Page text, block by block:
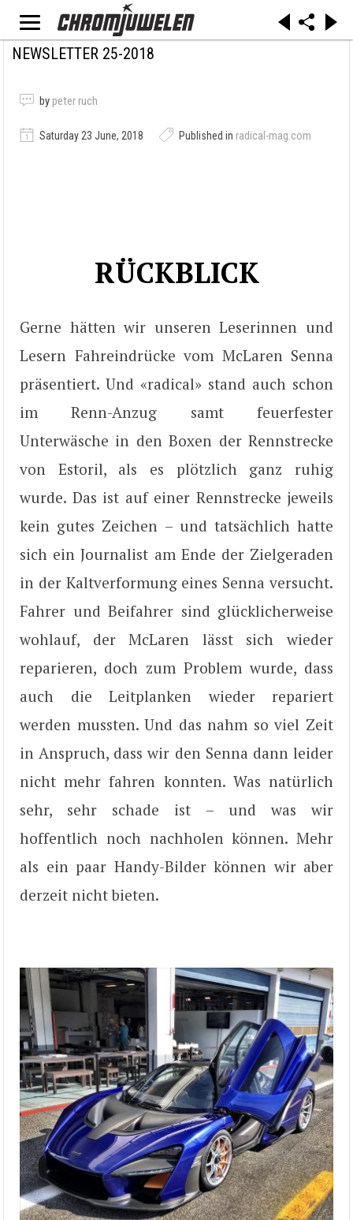
NEWSLETTER 25-2018
by peter ruch
Saturday 23 June, 2018 Published in radical-mag.com
RÜCKBLICK
Gerne hätten wir unseren Leserinnen und
Lesern Fahreindrücke vom McLaren Senna
präsentiert. Und «radical» stand auch schon
im Renn-Anzug samt feuerfester
Unterwäsche in den Boxen der Rennstrecke
von Estoril, als es plötzlich ganz ruhig
wurde. Das ist auf einer Rennstrecke jeweils
kein gutes Zeichen – und tatsächlich hatte
sich ein Journalist am Ende der Zielgeraden
in der Kaltverformung eines Senna versucht.
Fahrer und Beifahrer sind glücklicherweise
wohlauf, der McLaren lässt sich wieder
reparieren, doch zum Problem wurde, dass
auch die Leitplanken wieder repariert
werden mussten. Und das nahm so viel Zeit
in Anspruch, dass wir den Senna dann leider
nicht mehr fahren konnten. Was natürlich
sehr, sehr schade ist – und was wir
hoffentlich noch nachholen können. Mehr
als ein paar Handy-Bilder können wir aber
derzeit nicht bieten.